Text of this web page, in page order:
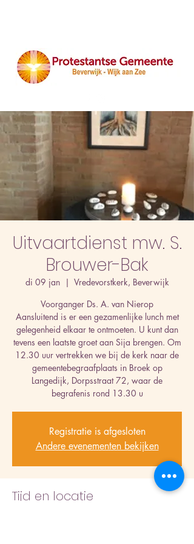
Uitvaartdienst mw. S.
Brouwer-Bak
di 09 jan
  |
Vredevorstkerk, Beverwijk
Voorganger Ds. A. van Nierop
Aansluitend is er een gezamenlijke lunch met
gelegenheid elkaar te ontmoeten. U kunt dan
tevens een laatste groet aan Sija brengen. Om
12.30 uur vertrekken we bij de kerk naar de
gemeentebegraafplaats in Broek op
Langedijk, Dorpsstraat 72, waar de
begrafenis rond 13.30 u
Registratie is afgesloten
Andere evenementen bekijken
Tijd en locatie